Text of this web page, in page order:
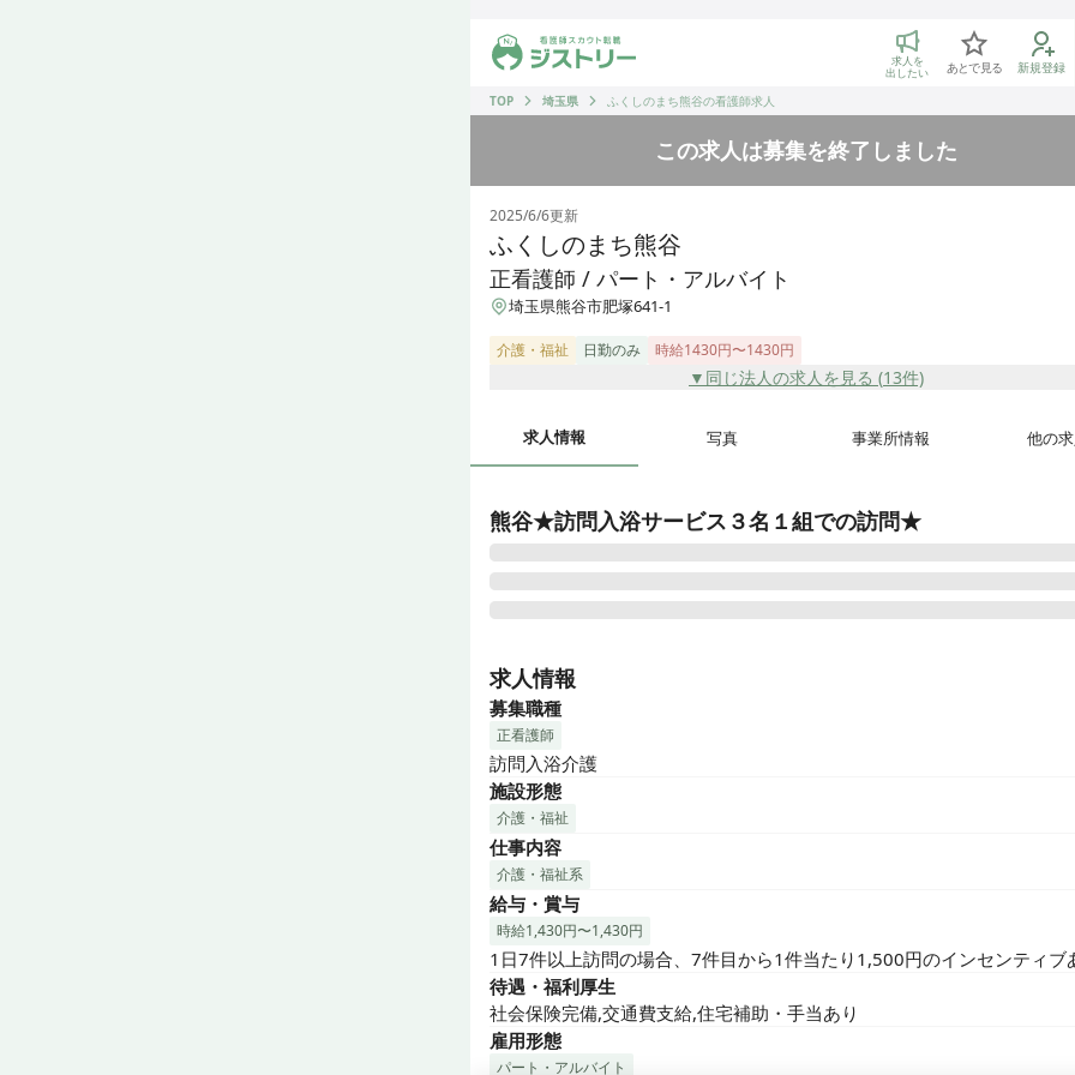
ジストリー 看護師の転職マッチング
求人を
出したい あとで見る 新規登録
TOP
埼玉県 ふくしのまち熊谷の看護師求人
この求人は募集を終了しました
2025/6/6更新
ふくしのまち熊谷
正看護師 / パート・アルバイト
埼玉県熊谷市肥塚641-1
介護・福祉 日勤のみ 時給1430円〜1430円
▼同じ法人の求人を見る (13件)
求人情報 写真 事業所情報 他の求
熊谷★訪問入浴サービス３名１組での訪問★
看護師の役割としましてはお客様のご自宅に訪問し簡単な機材の搬出入
設置、入浴前後のバイタルサイン（身体状況）お客様の入浴の可否判断
介助をしていただきます。
お客様の健康的な入浴のお手伝いにより住み慣れた我が家でいつまでも
きるように
お手伝いをしております。難しい医療行為はなくブランクがあっても安
働けるお仕事です。日曜定休、夜勤はなく日勤のみのお仕事ですのでご
も安心していただいております。
求人情報
募集職種
正看護師
訪問入浴介護
施設形態
介護・福祉
仕事内容
介護・福祉系
給与・賞与
時給1,430円〜1,430円
1日7件以上訪問の場合、7件目から1件当たり1,500円のインセンティブ
待遇・福利厚生
社会保険完備,交通費支給,住宅補助・手当あり
雇用形態
パート・アルバイト